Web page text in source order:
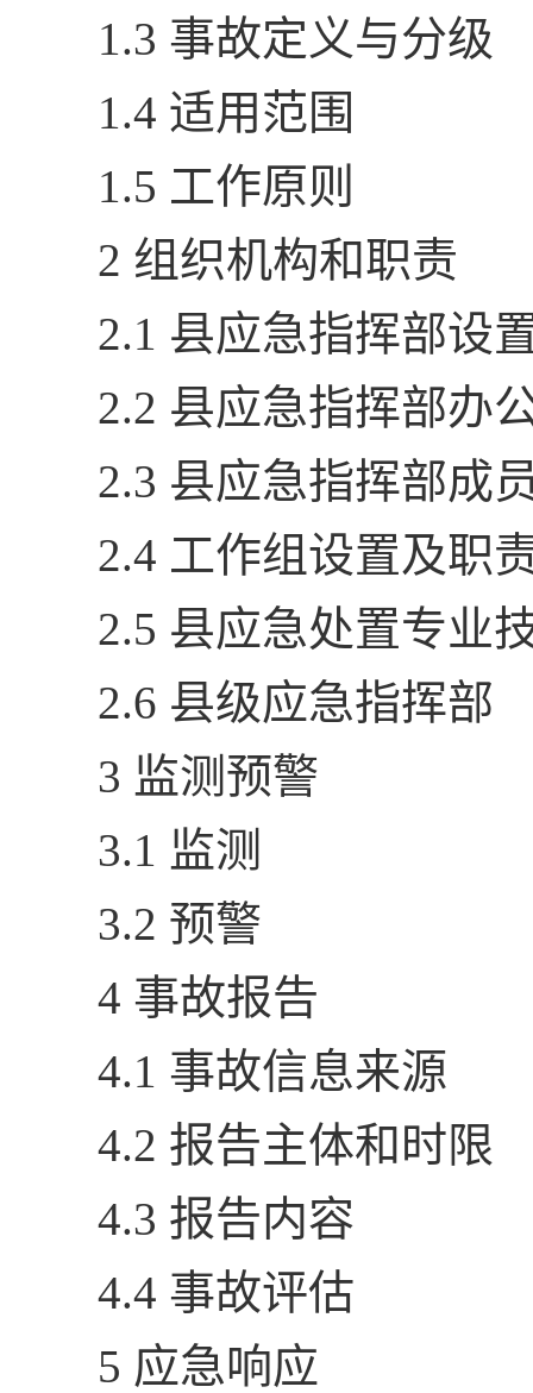
1.3 事故定义与分级
1.4 适用范围
1.5 工作原则
2 组织机构和职责
2.1 县应急指挥部设
2.2 县应急指挥部办
2.3 县应急指挥部成
2.4 工作组设置及职
2.5 县应急处置专业
2.6 县级应急指挥部
3 监测预警
3.1 监测
3.2 预警
4 事故报告
4.1 事故信息来源
4.2 报告主体和时限
4.3 报告内容
4.4 事故评估
5 应急响应